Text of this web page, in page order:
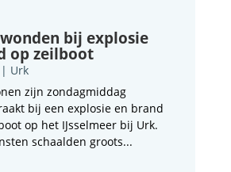
bij explosie
op zeilboot
Urk
zijn zondagmiddag
bij een explosie en brand
op het IJsselmeer bij Urk.
schaalden groots...